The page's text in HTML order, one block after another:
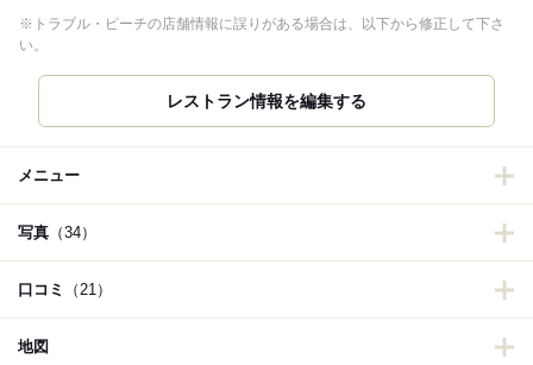
※トラブル・ピーチの店舗情報に誤りがある場合は、以下から修正して下さ
い。
レストラン情報を編集する
メニュー
写真 （34）
口コミ （21）
地図